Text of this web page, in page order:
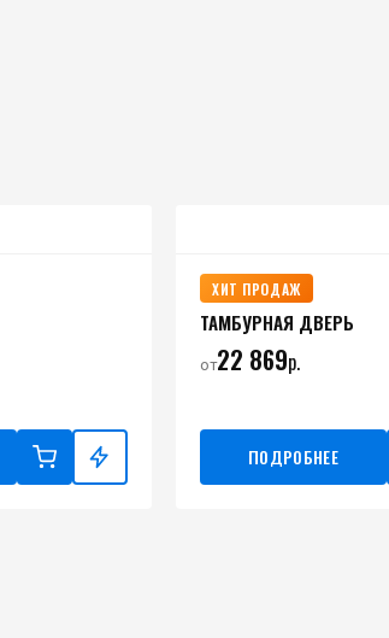
ХИТ ПРОДАЖ
ТАМБУРНАЯ ДВЕРЬ
от22 869р.
ПОДРОБНЕЕ